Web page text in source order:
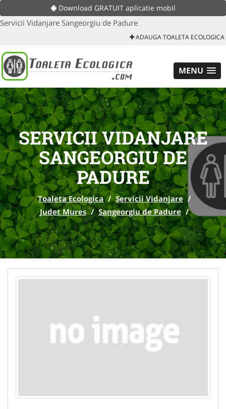
Download GRATUIT aplicatie mobil
Servicii Vidanjare Sangeorgiu de Padure
ADAUGA TOALETA ECOLOGICA
MENU
SERVICII VIDANJARE
SANGEORGIU DE
PADURE
Toaleta Ecologica / Servicii Vidanjare /
Judet Mures / Sangeorgiu de Padure /